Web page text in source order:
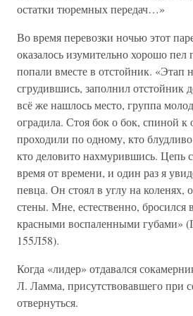
остатки тюремных передач…»
Во время перевозки ночью этот
оказалось изумительно хорошо
попали вместе в отстойник. «Этап
сгрудившись, заполнил отстойник
всё же нашлось место, группа
оградила. Стоя бок о бок, спиной к
проходили по одному, кто
кто деловито нахмурившись. Цепь
время от времени, и один раз я
певца. Он стоял в углу на коленях,
стены. Мне, естественно, бросился
красными воспаленными губами»
155Л58).
Когда «лидер» отдавался
Л. Ламма, присутствовавшего при
отвернуться.